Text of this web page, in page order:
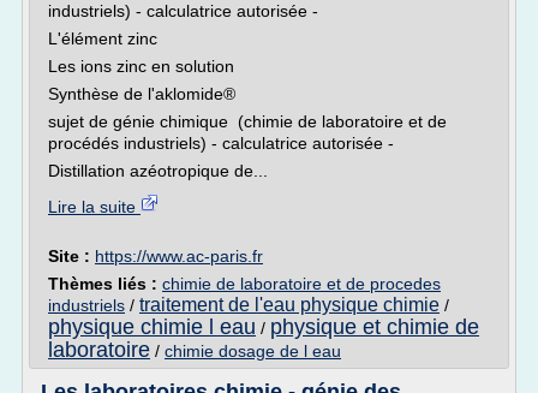
industriels) - calculatrice autorisée -
L'élément zinc
Les ions zinc en solution
Synthèse de l'aklomide®
sujet de génie chimique (chimie de laboratoire et de
procédés industriels) - calculatrice autorisée -
Distillation azéotropique de...
Lire la suite
Site : https://www.ac-paris.fr
Thèmes liés : chimie de laboratoire et de procedes
industriels / traitement de l'eau physique chimie /
physique chimie l eau / physique et chimie de
laboratoire / chimie dosage de l eau